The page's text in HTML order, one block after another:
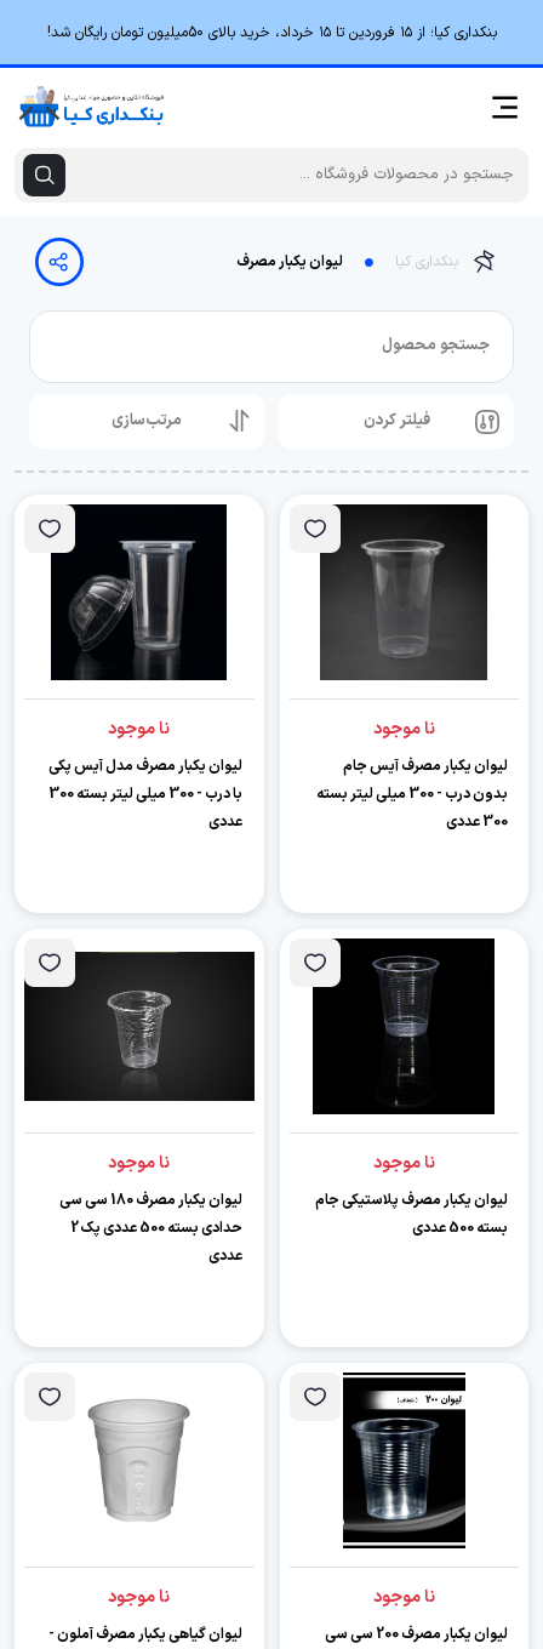
بنکداری کیا؛ از ۱۵ فروردین تا ۱۵ خرداد، خرید بالای 50میلیون تومان رایگان شد!
بنکداری کیا لیوان یکبار مصرف
جستجو محصول
فیلتر کردن مرتب‌سازی
نا موجود
لیوان یکبار مصرف آیس جام
بدون درب - 300 میلی لیتر بسته
300 عددی
نا موجود
لیوان یکبار مصرف مدل آیس پکی
با درب - 300 میلی لیتر بسته 300
عددی
نا موجود
لیوان یکبار مصرف پلاستیکی جام
بسته 500 عددی
نا موجود
لیوان یکبار مصرف 180 سی سی
حدادی بسته 500 عددی پک 2
عددی
نا موجود
لیوان یکبار مصرف 200 سی سی
نا موجود
لیوان گیاهی یکبار مصرف آملون -